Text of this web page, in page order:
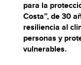
para la
Costa”, de 30
resiliencia al
personas y
vulnerables.